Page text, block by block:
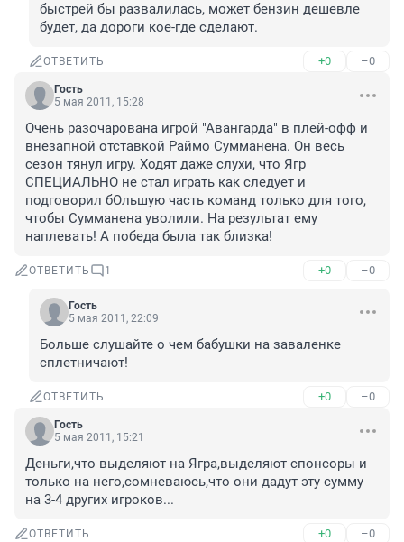
быстрей бы развалилась, может бензин дешевле
будет, да дороги кое-где сделают.
ОТВЕТИТЬ +0 –0
Гость
5 мая 2011, 15:28
Очень разочарована игрой "Авангарда" в плей-офф и
внезапной отставкой Раймо Сумманена. Он весь
сезон тянул игру. Ходят даже слухи, что Ягр
СПЕЦИАЛЬНО не стал играть как следует и
подговорил бОльшую часть команд только для того,
чтобы Сумманена уволили. На результат ему
наплевать! А победа была так близка!
ОТВЕТИТЬ 1 +0 –0
Гость
5 мая 2011, 22:09
Больше слушайте о чем бабушки на заваленке
сплетничают!
ОТВЕТИТЬ +0 –0
Гость
5 мая 2011, 15:21
Деньги,что выделяют на Ягра,выделяют спонсоры и
только на него,сомневаюсь,что они дадут эту сумму
на 3-4 других игроков...
ОТВЕТИТЬ +0 –0